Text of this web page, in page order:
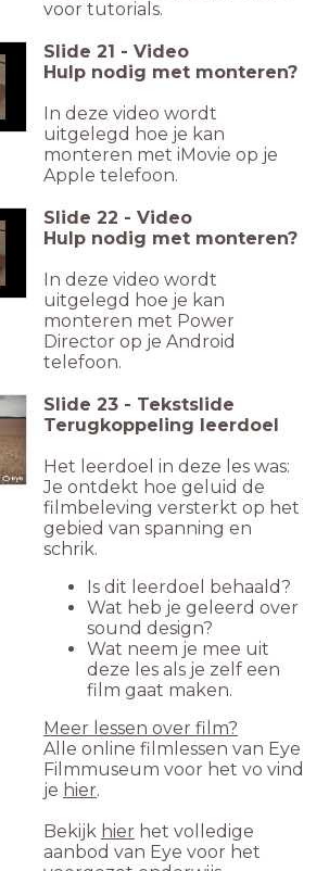
voor tutorials.
Slide 21 - Video
Hulp nodig met monteren?
In deze video wordt
uitgelegd hoe je kan
monteren met iMovie op je
Apple telefoon.
Slide 22 - Video
Hulp nodig met monteren?
In deze video wordt
uitgelegd hoe je kan
monteren met Power
Director op je Android
telefoon.
Slide 23 - Tekstslide
Terugkoppeling leerdoel
Het leerdoel in deze les was:
Je ontdekt hoe geluid de
filmbeleving versterkt op het
gebied van spanning en
schrik.
Is dit leerdoel behaald?
Wat heb je geleerd over
sound design?
Wat neem je mee uit
deze les als je zelf een
film gaat maken.
Meer lessen over film?
Alle online filmlessen van Eye
Filmmuseum voor het vo vind
je hier.
Bekijk hier het volledige
aanbod van Eye voor het